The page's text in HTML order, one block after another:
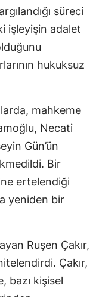
süreci
işleyişin adalet
hukuksuz
mahkeme
Necati
Gün’ün
Bir
ertelendiği
yeniden bir
Ruşen Çakır,
Çakır,
bazı kişisel